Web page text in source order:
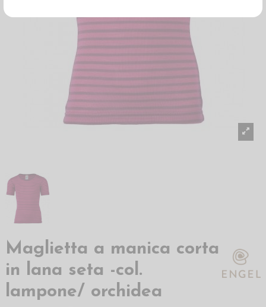
Maglietta a manica corta
in lana seta -col.
lampone/ orchidea